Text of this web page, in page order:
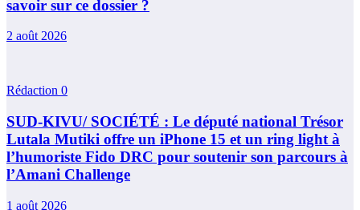
savoir sur ce dossier ?
2 août 2026
Rédaction 0
SUD-KIVU/ SOCIÉTÉ : Le député national Trésor
Lutala Mutiki offre un iPhone 15 et un ring light à
l’humoriste Fido DRC pour soutenir son parcours à
l’Amani Challenge
1 août 2026